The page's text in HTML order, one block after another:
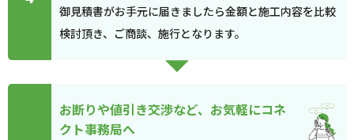
御見積書がお手元に届きましたら金額と施工内容を比較
検討頂き、ご商談、施行となります。
お断りや値引き交渉など、お気軽にコネ
クト事務局へ